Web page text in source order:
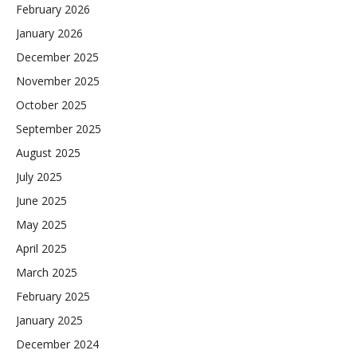
February 2026
January 2026
December 2025
November 2025
October 2025
September 2025
August 2025
July 2025
June 2025
May 2025
April 2025
March 2025
February 2025
January 2025
December 2024